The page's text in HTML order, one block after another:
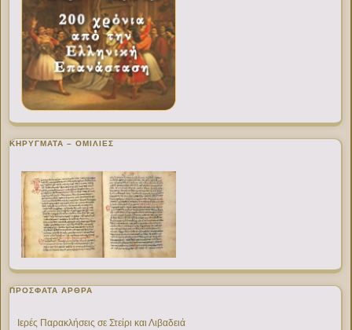
ΚΗΡΥΓΜΑΤΑ – ΟΜΙΛΙΕΣ
ΠΡΌΣΦΑΤΑ ΆΡΘΡΑ
Ιερές Παρακλήσεις σε Στείρι και Λιβαδειά